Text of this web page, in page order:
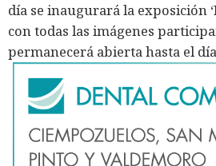
día se inaugurará la exposición
con todas las imágenes
permanecerá abierta hasta el